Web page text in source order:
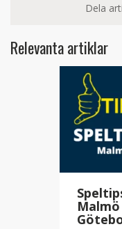
Dela
Relevanta artiklar
Malmö